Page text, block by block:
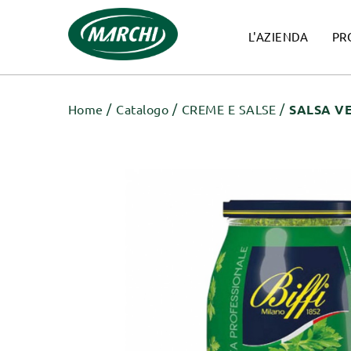
L'AZIENDA
Home Catalogo CREME E SALSE SALSA